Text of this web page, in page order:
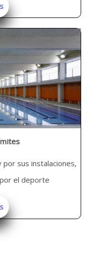
por sus instalaciones,
el deporte